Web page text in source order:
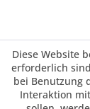
Diese Website
erforderlich
bei Benutzung
Interaktion